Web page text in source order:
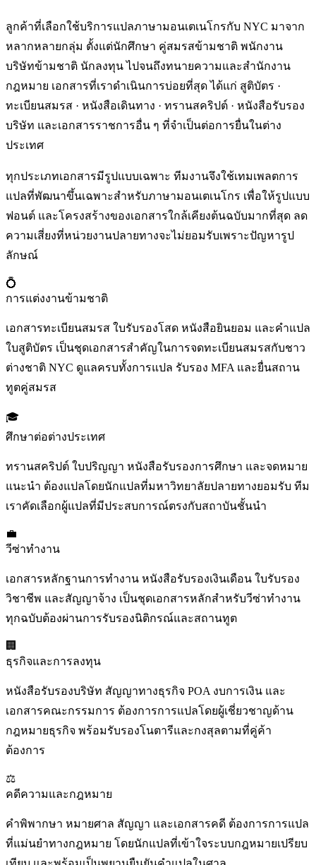
ลูกค้าที่เลือกใช้บริการแปลภาษามอนเตเนโกรกับ NYC มาจาก
หลากหลายกลุ่ม ตั้งแต่นักศึกษา คู่สมรสข้ามชาติ พนักงาน
บริษัทข้ามชาติ นักลงทุน ไปจนถึงทนายความและสำนักงาน
กฎหมาย เอกสารที่เราดำเนินการบ่อยที่สุด ได้แก่ สูติบัตร ·
ทะเบียนสมรส · หนังสือเดินทาง · ทรานสคริปต์ · หนังสือรับรอง
บริษัท และเอกสารราชการอื่น ๆ ที่จำเป็นต่อการยื่นในต่าง
ประเทศ
ทุกประเภทเอกสารมีรูปแบบเฉพาะ ทีมงานจึงใช้เทมเพลตการ
แปลที่พัฒนาขึ้นเฉพาะสำหรับภาษามอนเตเนโกร เพื่อให้รูปแบบ
ฟอนต์ และโครงสร้างของเอกสารใกล้เคียงต้นฉบับมากที่สุด ลด
ความเสี่ยงที่หน่วยงานปลายทางจะไม่ยอมรับเพราะปัญหารูป
ลักษณ์
💍
การแต่งงานข้ามชาติ
เอกสารทะเบียนสมรส ใบรับรองโสด หนังสือยินยอม และคำแปล
ใบสูติบัตร เป็นชุดเอกสารสำคัญในการจดทะเบียนสมรสกับชาว
ต่างชาติ NYC ดูแลครบทั้งการแปล รับรอง MFA และยื่นสถาน
ทูตคู่สมรส
🎓
ศึกษาต่อต่างประเทศ
ทรานสคริปต์ ใบปริญญา หนังสือรับรองการศึกษา และจดหมาย
แนะนำ ต้องแปลโดยนักแปลที่มหาวิทยาลัยปลายทางยอมรับ ทีม
เราคัดเลือกผู้แปลที่มีประสบการณ์ตรงกับสถาบันชั้นนำ
💼
วีซ่าทำงาน
เอกสารหลักฐานการทำงาน หนังสือรับรองเงินเดือน ใบรับรอง
วิชาชีพ และสัญญาจ้าง เป็นชุดเอกสารหลักสำหรับวีซ่าทำงาน
ทุกฉบับต้องผ่านการรับรองนิติกรณ์และสถานทูต
🏢
ธุรกิจและการลงทุน
หนังสือรับรองบริษัท สัญญาทางธุรกิจ POA งบการเงิน และ
เอกสารคณะกรรมการ ต้องการการแปลโดยผู้เชี่ยวชาญด้าน
กฎหมายธุรกิจ พร้อมรับรองโนตารีและกงสุลตามที่คู่ค้า
ต้องการ
⚖️
คดีความและกฎหมาย
คำพิพากษา หมายศาล สัญญา และเอกสารคดี ต้องการการแปล
ที่แม่นยำทางกฎหมาย โดยนักแปลที่เข้าใจระบบกฎหมายเปรียบ